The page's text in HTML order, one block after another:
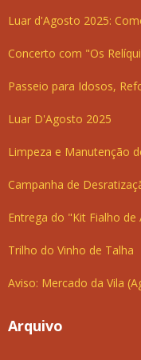
Luar d'Agosto 2025:
Concerto com "Os
Passeio para Idosos,
Luar D'Agosto 2025
Limpeza e Manutenção
Campanha de
Entrega do "Kit Fialho de
Trilho do Vinho de Talha
Aviso: Mercado da Vila
Arquivo